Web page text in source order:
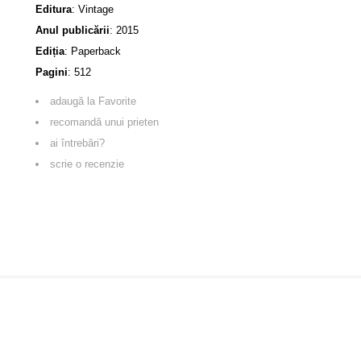
Editura: Vintage
Anul publicării: 2015
Ediția: Paperback
Pagini: 512
adaugă la Favorite
recomandă unui prieten
ai întrebări?
scrie o recenzie